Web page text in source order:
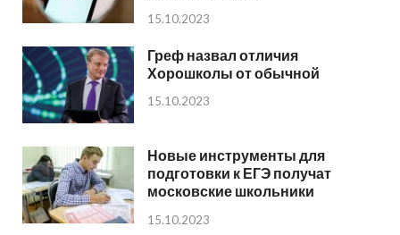
15.10.2023
Греф назвал отличия
Хорошколы от обычной
15.10.2023
Новые инструменты для
подготовки к ЕГЭ получат
московские школьники
15.10.2023